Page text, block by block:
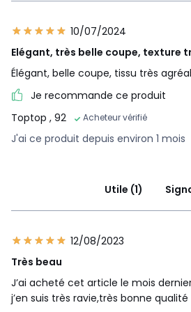
10/07/2024
Elégant, très belle coupe, texture
Élégant, belle coupe, tissu très
Je recommande ce produit
Toptop , 92 Acheteur vérifié
J'ai ce produit depuis environ 1 mois
Utile (1)
12/08/2023
Très beau
J’ai acheté cet article le mois
j’en suis très ravie,très bonne